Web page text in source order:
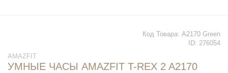
Код Товара: A2170 Green
ID: 276054
AMAZFIT
УМНЫЕ ЧАСЫ AMAZFIT T-REX 2 A2170